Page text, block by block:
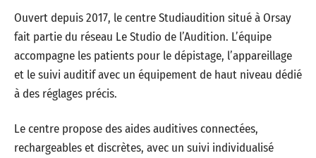
Ouvert depuis 2017, le centre Studiaudition situé à Orsay
fait partie du réseau Le Studio de l’Audition. L’équipe
accompagne les patients pour le dépistage, l’appareillage
et le suivi auditif avec un équipement de haut niveau dédié
à des réglages précis.
Le centre propose des aides auditives connectées,
rechargeables et discrètes, avec un suivi individualisé